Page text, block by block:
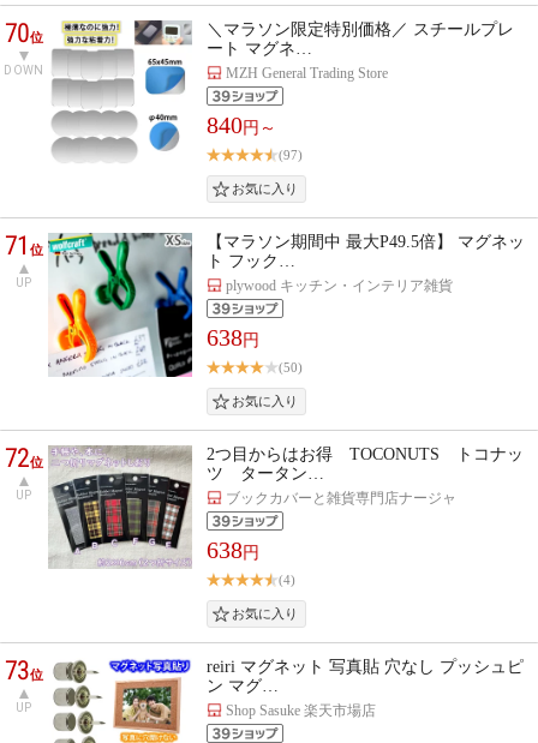
70位
DOWN
＼マラソン限定特別価格／ スチールプレ
ート マグネ…
MZH General Trading Store
840円～
(97)
71位
UP
【マラソン期間中 最大P49.5倍】 マグネッ
ト フック…
plywood キッチン・インテリア雑貨
638円
(50)
72位
UP
2つ目からはお得 TOCONUTS トコナッ
ツ タータン…
ブックカバーと雑貨専門店ナージャ
638円
(4)
73位
UP
reiri マグネット 写真貼 穴なし プッシュピ
ン マグ…
Shop Sasuke 楽天市場店